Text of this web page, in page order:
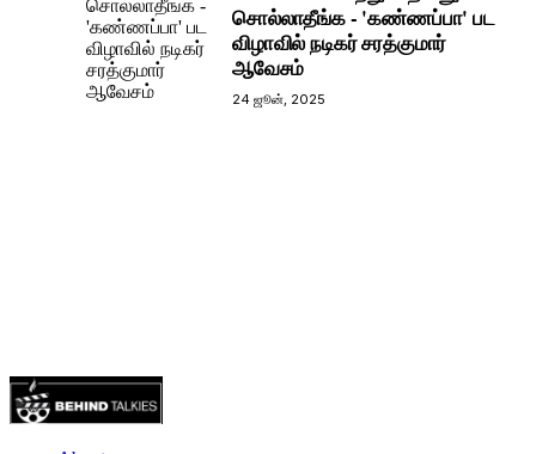
சொல்லாதீங்க - 'கண்ணப்பா' பட
விழாவில் நடிகர் சரத்குமார்
ஆவேசம்
24 ஜூன், 2025